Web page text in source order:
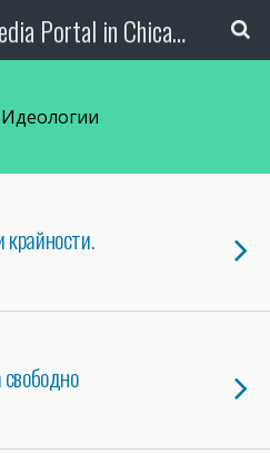
The Bulgarian Media Portal in Chicago
Идеологии